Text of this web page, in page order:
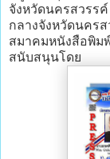
จังหวัดนครสวรร
กลางจังหวัดนครส
สมาคมหนังสือพิม
สนับสนุนโดย